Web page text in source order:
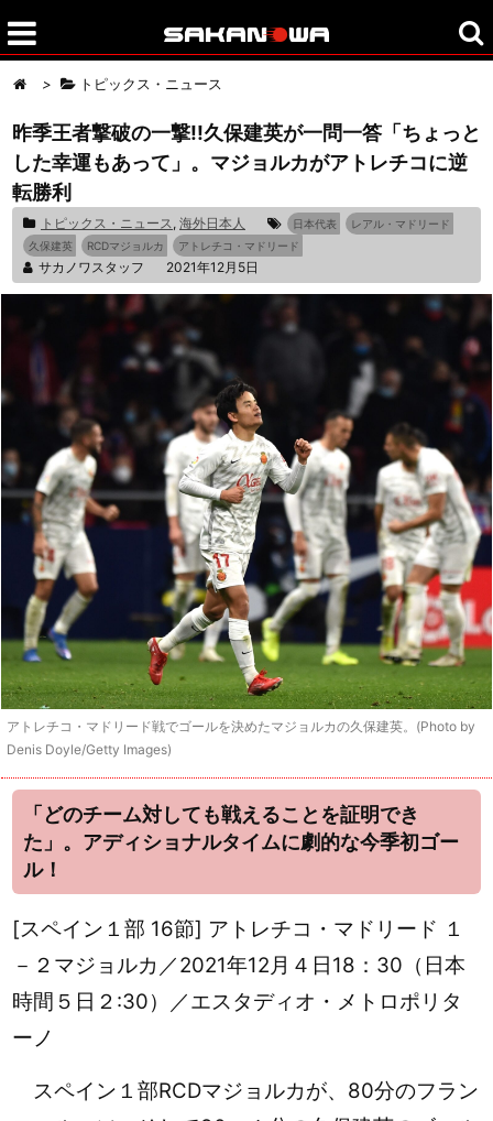
> トピックス・ニュース
昨季王者撃破の一撃!!久保建英が一問一答「ちょっと
した幸運もあって」。マジョルカがアトレチコに逆
転勝利
トピックス・ニュース, 海外日本人 日本代表
レアル・マドリード
久保建英
RCDマジョルカ アトレチコ・マドリード
サカノワスタッフ 2021年12月5日
アトレチコ・マドリード戦でゴールを決めたマジョルカの久保建英。(Photo by
Denis Doyle/Getty Images)
「どのチーム対しても戦えることを証明でき
た」。アディショナルタイムに劇的な今季初ゴー
ル！
[スペイン１部 16節] アトレチコ・マドリード １
－２マジョルカ／2021年12月４日18：30（日本
時間５日２:30）／エスタディオ・メトロポリタ
ーノ
スペイン１部RCDマジョルカが、80分のフラン